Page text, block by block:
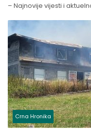
– Najnovije vijesti i
Crna Hronika